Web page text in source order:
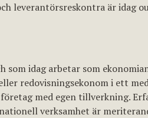
leverantörsreskontra är idag
som idag arbetar som
redovisningsekonom i ett
med egen tillverkning.
verksamhet är